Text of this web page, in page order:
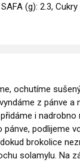
(g): 2.3,
ochutíme
z pánve a
i nadrobno
pánve, podlijeme
brokolice
solamylu. Na